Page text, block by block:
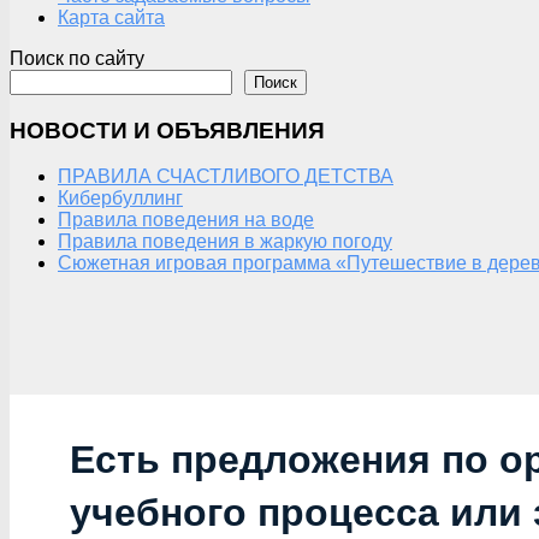
Карта сайта
Поиск по сайту
Поиск
НОВОСТИ И ОБЪЯВЛЕНИЯ
ПРАВИЛА СЧАСТЛИВОГО ДЕТСТВА
Кибербуллинг
Правила поведения на воде
Правила поведения в жаркую погоду
Сюжетная игровая программа «Путешествие в
Есть предложения по
учебного процесса или